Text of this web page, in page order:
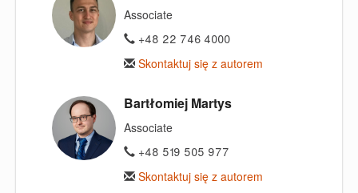
Associate
+48 22 746 4000
Skontaktuj się z autorem
Bartłomiej Martys
Associate
+48 519 505 977
Skontaktuj się z autorem